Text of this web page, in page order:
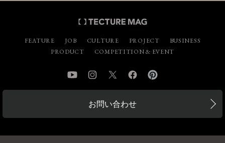
FEATURE JOB CULTURE PROJECT
BUSINESS
PRODUCT
COMPETITION & EVENT
YouTube InstagramTwitter Facebook
お問い合わせ